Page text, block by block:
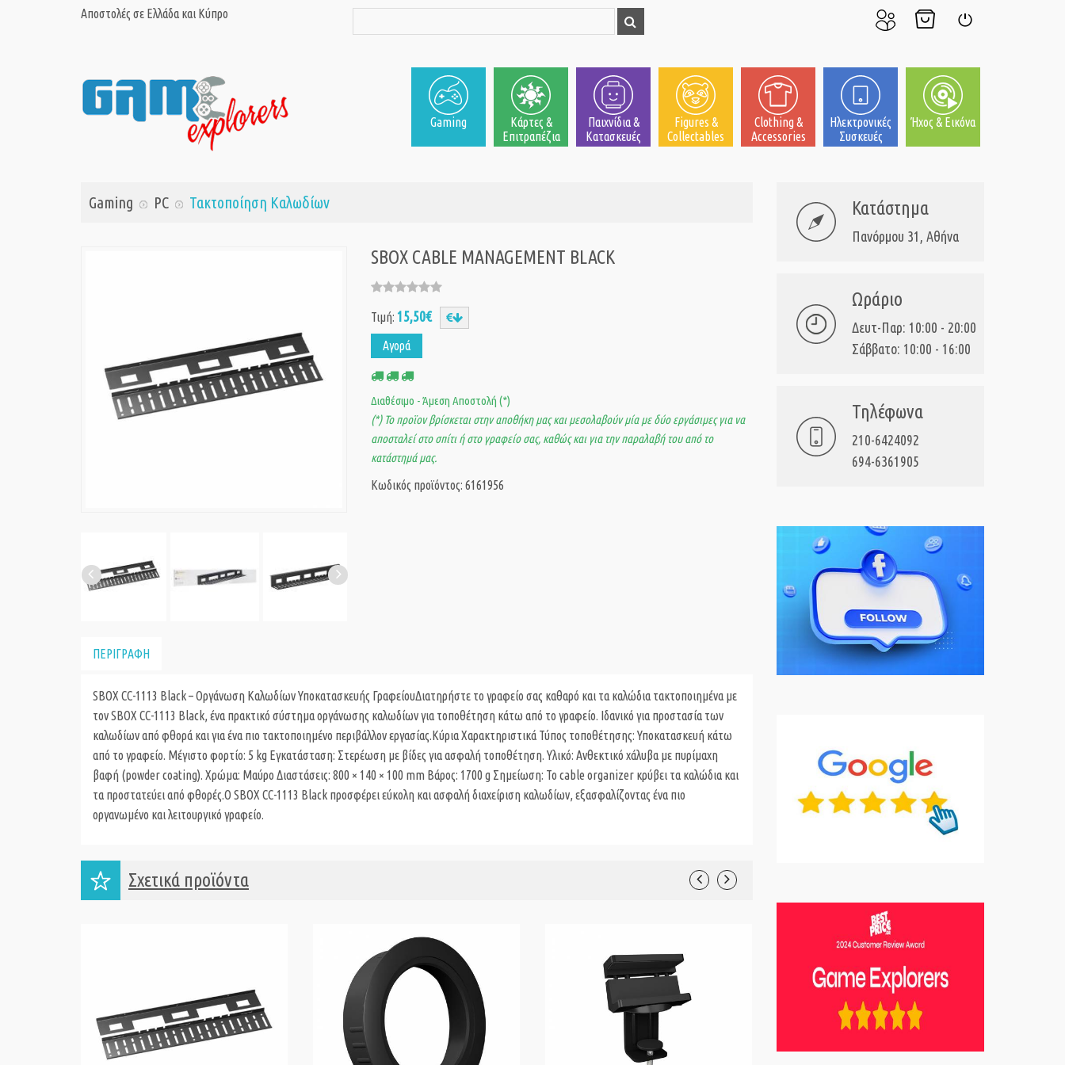
Αποστολές σε Ελλάδα και Κύπρο
μου
Gaming
Κάρτες &
Επιτραπέζια
Παιχνίδια &
Κατασκευές
Figures &
Collectables
Clothing &
Accessories
Ηλεκτρονικές
Συσκευές
Ήχος & Εικόνα
Gaming PC Τακτοποίηση Καλωδίων
SBOX CABLE MANAGEMENT BLACK
Τιμή: 15,50€
Αγορά
Διαθέσιμο - Άμεση Αποστολή (*)
(*) Το προϊον βρίσκεται στην αποθήκη μας και μεσολαβούν μία με δύο εργάσιμες για να
αποσταλεί στο σπίτι ή στο γραφείο σας, καθώς και για την παραλαβή του από το
κατάστημά μας.
Κωδικός προϊόντος: 6161956
ΠΕΡΙΓΡΑΦΗ
SBOX CC-1113 Black – Οργάνωση Καλωδίων Υποκατασκευής ΓραφείουΔιατηρήστε το γραφείο σας καθαρό και τα καλώδια τακτοποιημένα με
τον SBOX CC-1113 Black, ένα πρακτικό σύστημα οργάνωσης καλωδίων για τοποθέτηση κάτω από το γραφείο. Ιδανικό για προστασία των
καλωδίων από φθορά και για ένα πιο τακτοποιημένο περιβάλλον εργασίας.Κύρια Χαρακτηριστικά Τύπος τοποθέτησης: Υποκατασκευή κάτω
από το γραφείο. Μέγιστο φορτίο: 5 kg Εγκατάσταση: Στερέωση με βίδες για ασφαλή τοποθέτηση. Υλικό: Ανθεκτικό χάλυβα με πυρίμαχη
βαφή (powder coating). Χρώμα: Μαύρο Διαστάσεις: 800 × 140 × 100 mm Βάρος: 1700 g Σημείωση: Το cable organizer κρύβει τα καλώδια και
τα προστατεύει από φθορές.Ο SBOX CC-1113 Black προσφέρει εύκολη και ασφαλή διαχείριση καλωδίων, εξασφαλίζοντας ένα πιο
οργανωμένο και λειτουργικό γραφείο.
Σχετικά προϊόντα
Κατάστημα
Πανόρμου 31, Αθήνα
Ωράριο
Δευτ-Παρ: 10:00 - 20:00
Σάββατο: 10:00 - 16:00
Τηλέφωνα
210-6424092
694-6361905